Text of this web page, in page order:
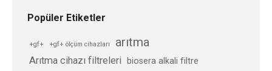
Popüler Etiketler
+gf+ +gf+ ölçüm cihazları arıtma
Arıtma cihazı filtreleri
biosera alkali filtre